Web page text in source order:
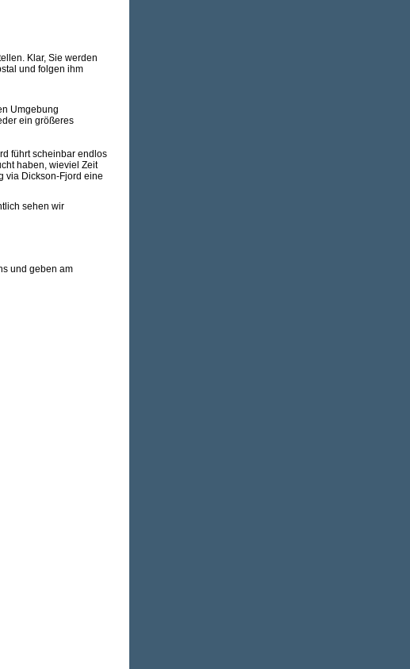
Klar, Sie werden
und folgen ihm
Umgebung
ein größeres
führt scheinbar endlos
haben, wieviel Zeit
via Dickson-Fjord eine
sehen wir
und geben am